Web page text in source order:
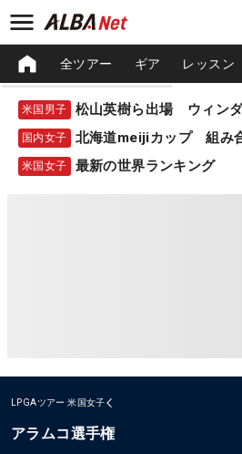
全ツアー ギア レッスン
米国男子 松山英樹ら出場 ウィン
国内女子 北海道meijiカップ 組み
米国女子 最新の世界ランキング
LPGAツアー 米国女子
アラムコ選手権